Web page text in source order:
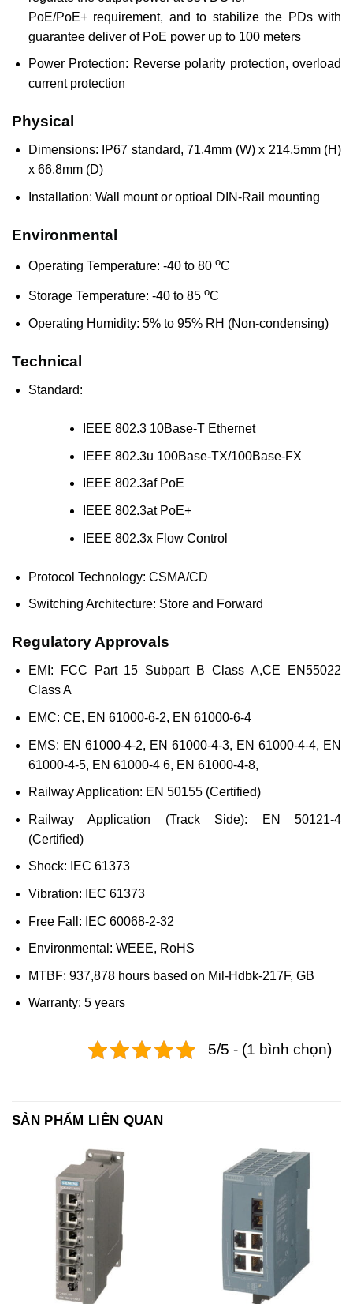
PoE/PoE+ requirement, and to stabilize the PDs with
guarantee deliver of PoE power up to 100 meters
Power Protection: Reverse polarity protection, overload
current protection
Physical
Dimensions: IP67 standard, 71.4mm (W) x 214.5mm (H)
x 66.8mm (D)
Installation: Wall mount or optioal DIN-Rail mounting
Environmental
Operating Temperature: -40 to 80 oC
Storage Temperature: -40 to 85 oC
Operating Humidity: 5% to 95% RH (Non-condensing)
Technical
Standard:
IEEE 802.3 10Base-T Ethernet
IEEE 802.3u 100Base-TX/100Base-FX
IEEE 802.3af PoE
IEEE 802.3at PoE+
IEEE 802.3x Flow Control
Protocol Technology: CSMA/CD
Switching Architecture: Store and Forward
Regulatory Approvals
EMI: FCC Part 15 Subpart B Class A,CE EN55022
Class A
EMC: CE, EN 61000-6-2, EN 61000-6-4
EMS: EN 61000-4-2, EN 61000-4-3, EN 61000-4-4, EN
61000-4-5, EN 61000-4 6, EN 61000-4-8,
Railway Application: EN 50155 (Certified)
Railway Application (Track Side): EN 50121-4
(Certified)
Shock: IEC 61373
Vibration: IEC 61373
Free Fall: IEC 60068-2-32
Environmental: WEEE, RoHS
MTBF: 937,878 hours based on Mil-Hdbk-217F, GB
Warranty: 5 years
5/5 - (1 bình chọn)
SẢN PHẨM LIÊN QUAN